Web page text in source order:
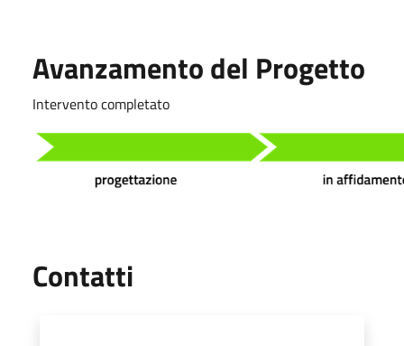
Avanzamento del Progetto
Intervento completato
Contatti